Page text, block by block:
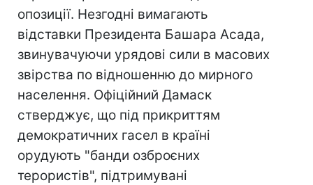
опозиції. Незгодні вимагають
відставки Президента Башара Асада,
звинувачуючи урядові сили в масових
звірства по відношенню до мирного
населення. Офіційний Дамаск
стверджує, що під прикриттям
демократичних гасел в країні
орудують "банди озброєних
терористів", підтримувані